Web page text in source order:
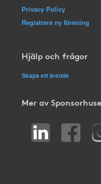
Privacy Policy
Registrera ny förening
Hjälp och frågor
Skapa ett ärende
Mer av